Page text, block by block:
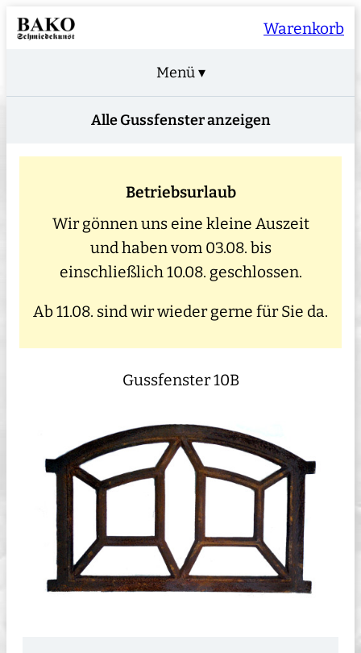
Warenkorb
Menü ▾
Alle Gussfenster anzeigen
Betriebsurlaub
Wir gönnen uns eine kleine Auszeit
und haben vom 03.08. bis
einschließlich 10.08. geschlossen.
Ab 11.08. sind wir wieder gerne für Sie da.
Gussfenster 10B